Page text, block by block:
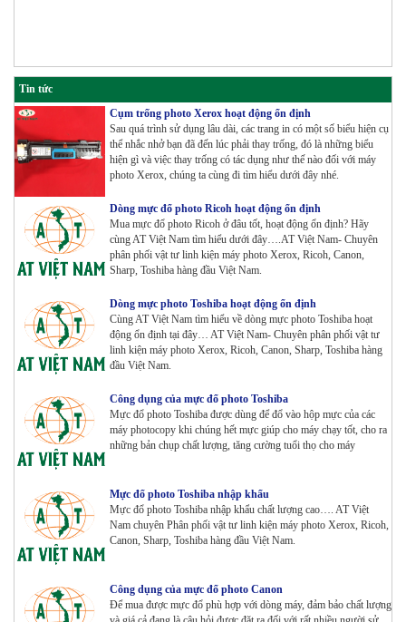
Tin tức
Cụm trống photo Xerox hoạt động ổn định
Sau quá trình sử dụng lâu dài, các trang in có một số biểu hiện cụ
thể nhắc nhở bạn đã đến lúc phải thay trống, đó là những biểu
hiện gì và việc thay trống có tác dụng như thế nào đối với máy
photo Xerox, chúng ta cùng đi tìm hiểu dưới đây nhé.
Dòng mực đổ photo Ricoh hoạt động ổn định
Mua mực đổ photo Ricoh ở đâu tốt, hoạt động ổn định? Hãy
cùng AT Việt Nam tìm hiểu dưới đây….AT Việt Nam- Chuyên
phân phối vật tư linh kiện máy photo Xerox, Ricoh, Canon,
Sharp, Toshiba hàng đầu Việt Nam.
Dòng mực photo Toshiba hoạt động ổn định
Cùng AT Việt Nam tìm hiểu về dòng mực photo Toshiba hoạt
động ổn định tại đây… AT Việt Nam- Chuyên phân phối vật tư
linh kiện máy photo Xerox, Ricoh, Canon, Sharp, Toshiba hàng
đầu Việt Nam.
Công dụng của mực đổ photo Toshiba
Mực đổ photo Toshiba được dùng để đổ vào hộp mực của các
máy photocopy khi chúng hết mực giúp cho máy chạy tốt, cho ra
những bản chụp chất lượng, tăng cường tuổi thọ cho máy
Mực đổ photo Toshiba nhập khẩu
Mực đổ photo Toshiba nhập khẩu chất lượng cao…. AT Việt
Nam chuyên Phân phối vật tư linh kiện máy photo Xerox, Ricoh,
Canon, Sharp, Toshiba hàng đầu Việt Nam.
Công dụng của mực đổ photo Canon
Để mua được mực đổ phù hợp với dòng máy, đảm bảo chất lượng